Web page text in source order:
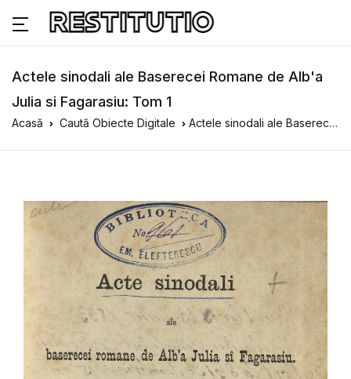
Actele sinodali ale Baserecei Romane de Alb'a
Julia si Fagarasiu: Tom 1
Acasă Caută Obiecte Digitale Actele sinodali ale Baserecei Romane de Alb'a Julia si Fagarasiu: Tom 1